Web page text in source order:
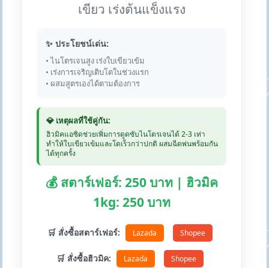
เขียว เร่งต้นแข็งแรง
✨ ประโยชน์เด่น:
• ไนโตรเจนสูง เร่งใบเขียวเข้ม
• เร่งการเจริญเติบโตในช่วงแรก
• ผสมสูตรเองได้ตามต้องการ
💎 เหตุผลที่ใช้คู่กัน:
ฮิวมิคแอซิดช่วยเพิ่มการดูดซับไนโตรเจนได้ 2-3 เท่า
ทำให้ใบเขียวเข้มและโตเร็วกว่าปกติ ผสมฉีดพ่นพร้อมกัน
ได้ทุกครั้ง
💰 สตาร์เฟอร์: 250 บาท | ฮิวมิค
1kg: 250 บาท
🛒 สั่งซื้อสตาร์เฟอร์: Lazada Shopee
🛒 สั่งซื้อฮิวมิค: Lazada Shopee